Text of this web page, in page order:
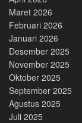
Maret 2026
Februari 2026
Januari 2026
Desember 2025
November 2025
Oktober 2025
September 2025
Agustus 2025
Juli 2025